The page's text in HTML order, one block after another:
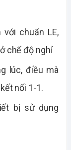
chuẩn LE,
chế độ nghỉ
lúc, điều mà
nối 1-1.
bị sử dụng